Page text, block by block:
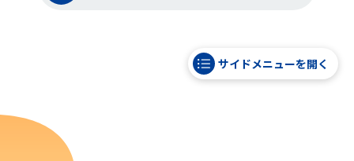
サイドメニューを開く